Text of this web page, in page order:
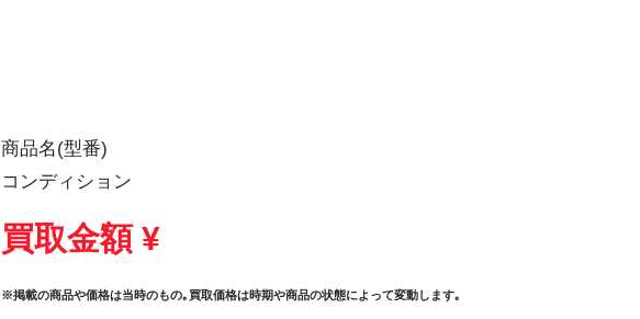
商品名(型番)
コンディション
買取金額 ¥
※掲載の商品や価格は当時のもの｡買取価格は時期や商品の状態によって変動します｡